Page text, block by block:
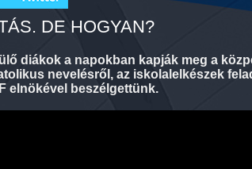
DE HOGYAN?
diákok a napokban kapják meg a
nevelésről, az iskolalelkészek
elnökével beszélgettünk.